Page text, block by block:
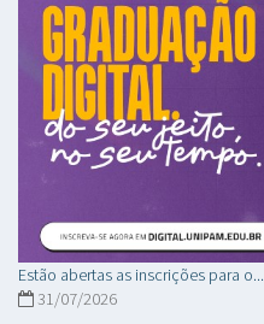
Estão abertas as inscrições para o...
31/07/2026